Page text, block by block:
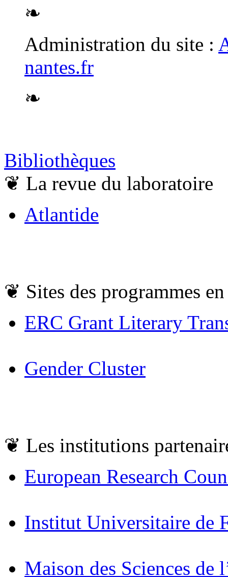
❧
Administration du site :
nantes.fr
❧
Bibliothèques
❦ La revue du laboratoire
Atlantide
❦ Sites des programmes
ERC Grant Literary
Gender Cluster
❦ Les institutions
European Research
Institut Universitaire de
Maison des Sciences de